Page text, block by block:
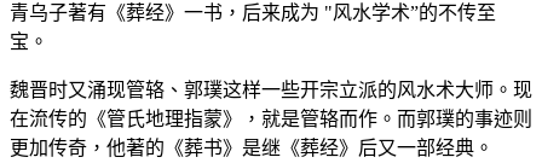
青乌子著有《葬经》一书，后来成为 "风水学术”的不传至
宝。
魏晋时又涌现管辂、郭璞这样一些开宗立派的风水术大师。现
在流传的《管氏地理指蒙》，就是管辂而作。而郭璞的事迹则
更加传奇，他著的《葬书》是继《葬经》后又一部经典。